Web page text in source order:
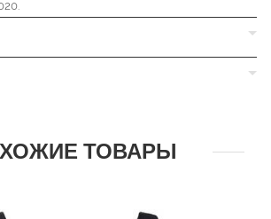
ТОВАРЫ